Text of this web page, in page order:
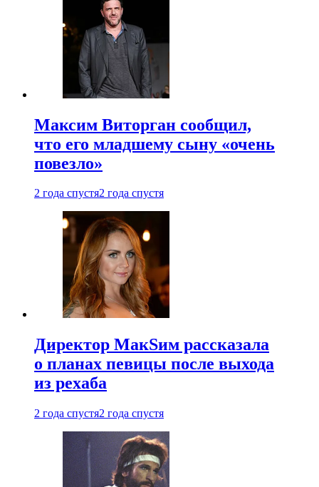
Максим Виторган сообщил,
что его младшему сыну «очень
повезло»
2 года спустя2 года спустя
Директор МакSим рассказала
о планах певицы после выхода
из рехаба
2 года спустя2 года спустя